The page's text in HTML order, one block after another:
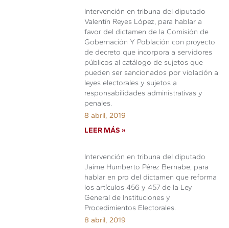
Intervención en tribuna del diputado
Valentín Reyes López, para hablar a
favor del dictamen de la Comisión de
Gobernación Y Población con proyecto
de decreto que incorpora a servidores
públicos al catálogo de sujetos que
pueden ser sancionados por violación a
leyes electorales y sujetos a
responsabilidades administrativas y
penales.
8 abril, 2019
LEER MÁS »
Intervención en tribuna del diputado
Jaime Humberto Pérez Bernabe, para
hablar en pro del dictamen que reforma
los artículos 456 y 457 de la Ley
General de Instituciones y
Procedimientos Electorales.
8 abril, 2019